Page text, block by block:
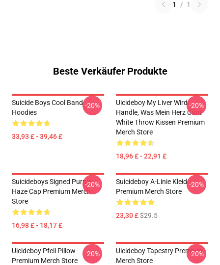
1 / 1
Beste Verkäufer Produkte
Suicide Boys Cool Band
Hoodies
33,93 £ - 39,46 £
-20%
Uicideboy My Liver Wird
Handle, Was Mein Herz Cant
White Throw Kissen Premium
Merch Store
18,96 £ - 22,91 £
-20%
Suicideboys Signed Purple
Haze Cap Premium Merch
Store
16,98 £ - 18,17 £
-20%
Suicideboy A-Linie Kleid
Premium Merch Store
23,30 £$29.5
-20%
Uicideboy Pfeil Pillow
Premium Merch Store
-20%
Uicideboy Tapestry Premium
Merch Store
-20%